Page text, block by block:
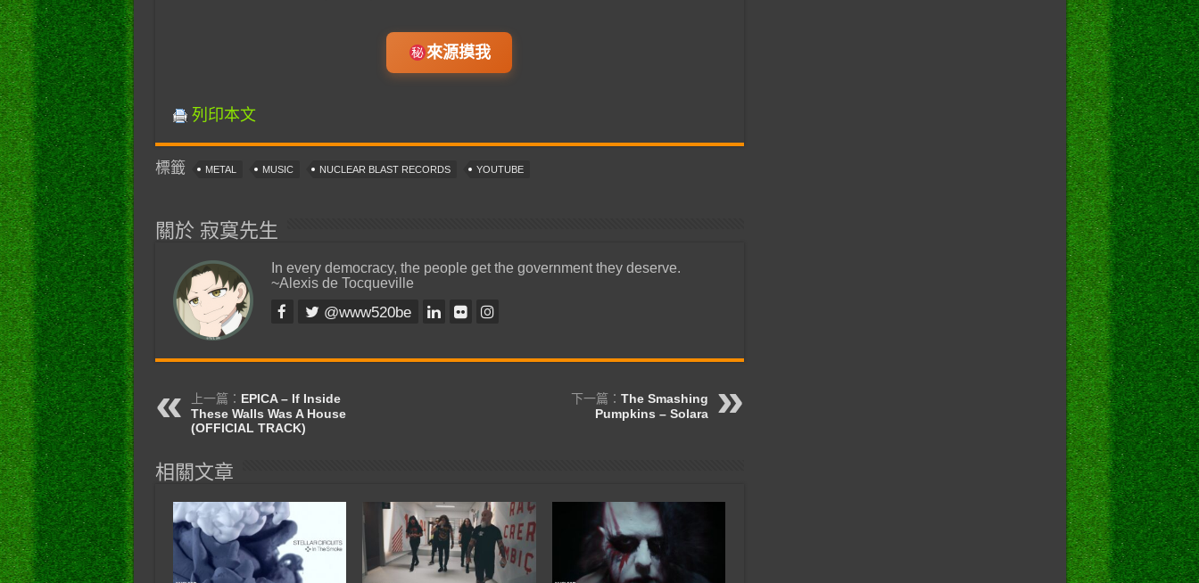
來源摸我
列印本文
標籤 METAL MUSIC NUCLEAR BLAST RECORDS YOUTUBE
關於 寂寞先生
In every democracy, the people get the government they deserve.
~Alexis de Tocqueville
@www520be
上一篇： EPICA – If Inside
These Walls Was A House
(OFFICIAL TRACK)
下一篇： The Smashing
Pumpkins – Solara
相關文章